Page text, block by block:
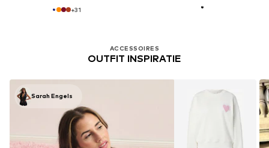
+31
ACCESSOIRES
OUTFIT INSPIRATIE
Sarah Engels